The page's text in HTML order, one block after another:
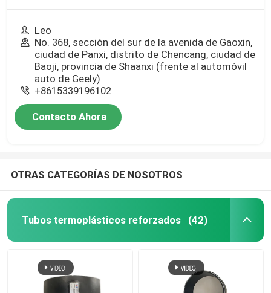
Leo
No. 368, sección del sur de la avenida de Gaoxin,
ciudad de Panxi, distrito de Chencang, ciudad de
Baoji, provincia de Shaanxi (frente al automóvil
auto de Geely)
+8615339196102
Contacto Ahora
OTRAS CATEGORÍAS DE NOSOTROS
Tubos termoplásticos reforzados (42)